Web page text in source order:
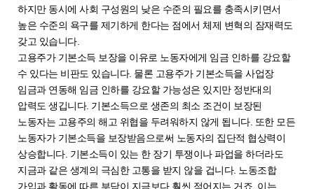
하지만 동시에 사회 구성원의 낮은 수준의 필요를 충족시키면서
높은 수준의 욕구를 제기하게 한다는 점에서 체제 변혁의 잠재력도
갖고 있습니다.
고용주가 기본소득 보장을 이유로 노동자에게 임금 인하를 강요할
수 있다는 비판도 있습니다. 물론 고용주가 기본소득을 사업장
임금과 연동해 임금 인하를 강요할 가능성은 있지만 정반대의
압력도 생깁니다. 기본소득으로 생존의 최소 조건이 보장된
노동자는 고용주의 해고 위협을 두려워하지 않게 됩니다. 또한 모든
노동자가 기본소득을 보장받음으로써 노동자의 집단적 협상력이
상승합니다. 기본소득이 있는 한 장기 투쟁이나 파업을 하더라도
지금과 같은 생계의 극심한 고통을 받지 않을 겁니다. 노동조합
가입과 활동에 따른 부담이 지금보다 훨씬 적어지는 거죠. 이는